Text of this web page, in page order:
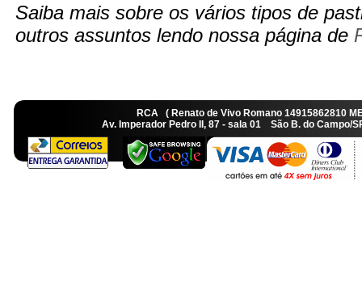
Saiba mais sobre os vários tipos de
outros assuntos lendo nossa página de
RCA ( Renato de Vivo Romano
Av. Imperador Pedro II, 87 - sala 01 São B. do